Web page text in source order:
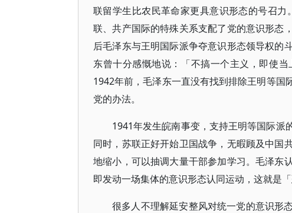
联留学生比农民革命家更具意识形态的号召
联、共产国际的特殊关系支配了党的意识形态
后毛泽东与王明国际派争夺意识形态领导权的
东曾十分感慨地说：「不搞一个主义，即使
1942年前，毛泽东一直没有找到排除王明等
党的办法。
1941年发生皖南事变，支持王明等国际派
同时，苏联正好开始卫国战争，无暇顾及中国
地缩小，可以抽调大量干部参加学习。毛泽东
即发动一场集体的意识形态认同运动，这就是「
很多人不理解延安整风对统一党的意识形